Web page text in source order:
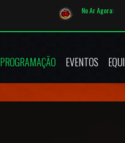
No Ar Agora:
PROGRAMAÇÃO EVENTOS